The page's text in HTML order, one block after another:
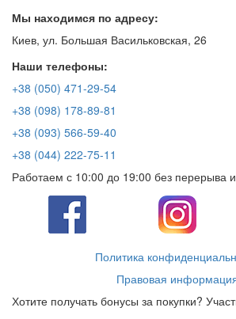
Мы находимся по адресу:
Киев, ул. Большая Васильковская, 26
Наши телефоны:
+38 (050) 471-29-54
+38 (098) 178-89-81
+38 (093) 566-59-40
+38 (044) 222-75-11
Работаем с 10:00 до 19:00 без перерыва
Политика
Правовая
Хотите получать бонусы за покупки?